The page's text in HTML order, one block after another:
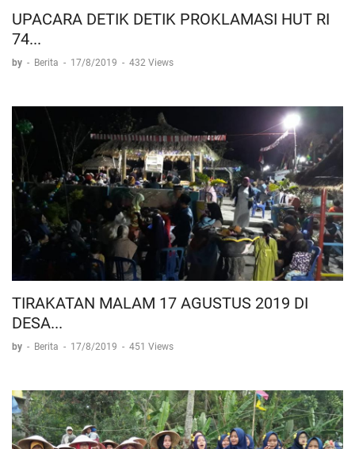
UPACARA DETIK DETIK PROKLAMASI HUT RI
74...
by - Berita - 17/8/2019 - 432 Views
TIRAKATAN MALAM 17 AGUSTUS 2019 DI
DESA...
by - Berita - 17/8/2019 - 451 Views